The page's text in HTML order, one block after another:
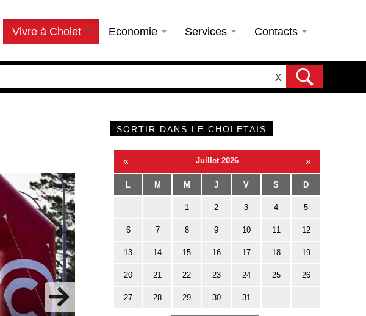
Vivre à Cholet Economie Services Contacts
X
SORTIR DANS LE CHOLETAIS
« Juillet 2026 »
L M M J V S D
1 2 3 4 5
6 7 8 9 10 11 12
13 14 15 16 17 18 19
20 21 22 23 24 25 26
27 28 29 30 31